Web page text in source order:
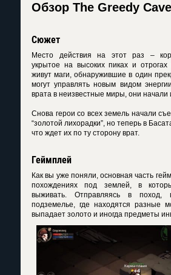
Обзор The Greedy
Сюжет
Место действия на этот раз –
укрытое на высоких пиках и отрогах
живут маги, обнаружившие в один
могут управлять новым видом
врата в неизвестные миры, они начали
Снова герои со всех земель начали
“золотой лихорадки”, но теперь в
что ждет их по ту сторону врат.
Геймплей
Как вы уже поняли, основная часть
похождениях под землей, в
выживать. Отправляясь в поход,
подземелье, где находятся разные
выпадает золото и иногда предметы